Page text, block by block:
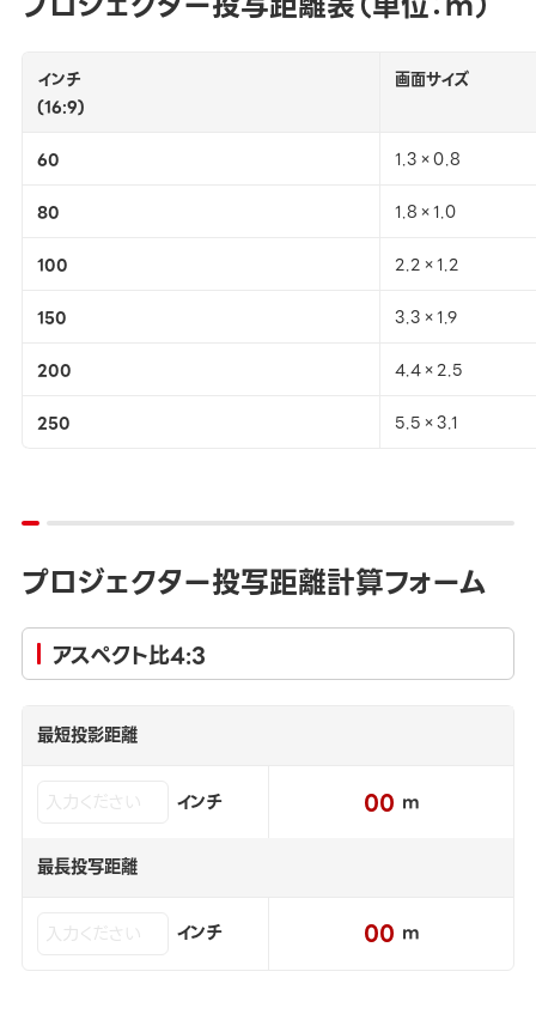
インチ
(16:9)
画面サイズ
60 1.3×0.8
80 1.8×1.0
100 2.2×1.2
150 3.3×1.9
200 4.4×2.5
250 5.5×3.1
プロジェクター投写距離計算フォーム
アスペクト比4:3
最短投影距離
インチ 00 m
最長投写距離
インチ 00 m